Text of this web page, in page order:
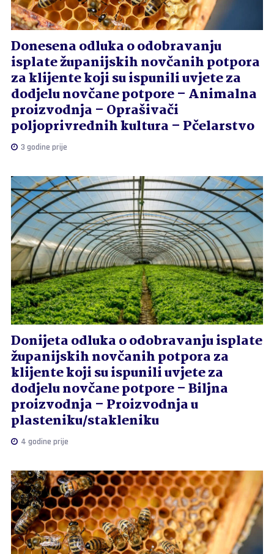
Donesena odluka o odobravanju
isplate županijskih novčanih potpora
za klijente koji su ispunili uvjete za
dodjelu novčane potpore – Animalna
proizvodnja – Oprašivači
poljoprivrednih kultura – Pčelarstvo
3 godine prije
Donijeta odluka o odobravanju isplate
županijskih novčanih potpora za
klijente koji su ispunili uvjete za
dodjelu novčane potpore – Biljna
proizvodnja – Proizvodnja u
plasteniku/stakleniku
4 godine prije